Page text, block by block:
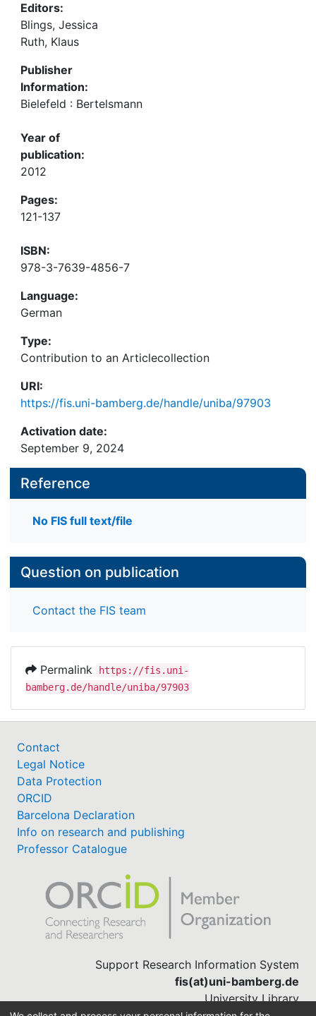
Editors:
Blings, Jessica
Ruth, Klaus
Publisher
Information:
Bielefeld : Bertelsmann
Year of
publication:
2012
Pages:
121-137
ISBN:
978-3-7639-4856-7
Language:
German
Type:
Contribution to an Articlecollection
URI:
https://fis.uni-bamberg.de/handle/uniba/97903
Activation date:
September 9, 2024
Reference
No FIS full text/file
Question on publication
Contact the FIS team
Permalink
https://fis.uni-
bamberg.de/handle/uniba/97903
Contact
Legal Notice
Data Protection
ORCID
Barcelona Declaration
Info on research and publishing
Professor Catalogue
Support Research Information System
fis(at)uni-bamberg.de
University Library